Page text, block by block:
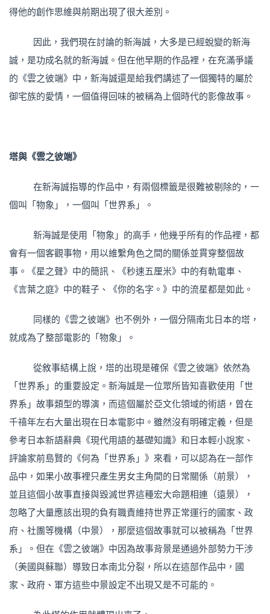
得他的創作思維與前期出現了很大差別。
因此，我們現在討論的新海誠，大多是已經蛻變的新海
誠，是功成名就的新海誠。但在他早期的作品裡，在充滿爭議
的《雲之彼端》中，新海誠還是給我們講述了一個獨特的屬於
御宅族的愛情，一個值得回味的被稱為上個時代的影像故事。
塔與《雲之彼端》
在新海誠指導的作品中，有兩個標籤是很難被剔除的，一
個叫「物象」，一個叫「世界系」。
新海誠是使用「物象」的高手，他幾乎所有的作品裡，都
會有一個客觀事物，用以維繫角色之間的關係並貫穿整個故
事。《星之聲》中的簡訊、《秒速五厘米》中的有軌電車、
《言葉之庭》中的鞋子、《你的名字。》中的流星都是如此。
同樣的《雲之彼端》也不例外，一個分隔南北日本的塔，
就成為了整部電影的「物象」。
從敘事結構上說，塔的出現是確保《雲之彼端》依然為
「世界系」的重要設定。新海誠是一位眾所皆知喜歡使用「世
界系」故事類型的導演，而這個屬於亞文化領域的術語，曾在
千禧年左右大量出現在日本電影中。雖然沒有明確定義，但是
參考日本新語辭典《現代用語的基礎知識》和日本輕小說家、
評論家前島賢的《何為「世界系」》來看，可以認為在一部作
品中，如果小故事裡只產生男女主角間的日常關係（前景），
並且這個小故事直接與毀滅世界這種宏大命題相連（遠景），
忽略了大量應該出現的負有職責維持世界正常運行的國家、政
府、社團等機構（中景），那麼這個故事就可以被稱為「世界
系」。但在《雲之彼端》中因為故事背景是通過外部勢力干涉
（美國與蘇聯）導致日本南北分裂，所以在這部作品中，國
家、政府、軍方這些中景設定不出現又是不可能的。